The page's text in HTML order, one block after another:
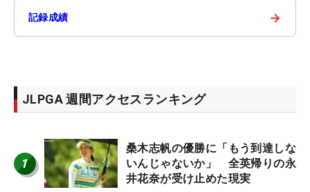
記録成績 →
JLPGA 週間アクセスランキング
1
桑木志帆の優勝に「もう到達しな
いんじゃないか」 全英帰りの永
井花奈が受け止めた現実